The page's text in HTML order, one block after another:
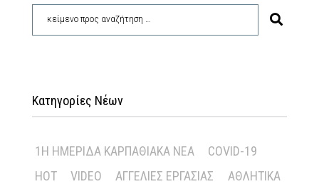
Κατηγορίες Νέων
1Η ΗΜΕΡΊΔΑ ΚΑΡΠΑΘΙΑΚΆ ΝΈΑ
COVID-19
HOT
VIDEO ΑΓΓΕΛΊΕΣ ΕΡΓΑΣΊΑΣ
ΑΘΛΗΤΙΚΆ